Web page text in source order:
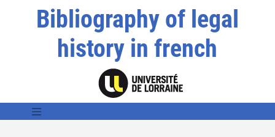
Bibliography of legal
history in french